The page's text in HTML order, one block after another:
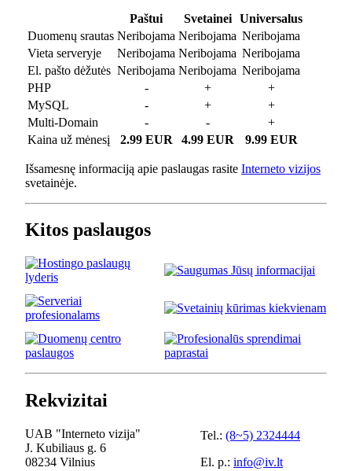
Paštui Svetainei
Universalus
Duomenų srautas Neribojama Neribojama Neribojama
Vieta serveryje
Neribojama Neribojama Neribojama
El. pašto dėžutės Neribojama Neribojama Neribojama
PHP
- +
+
MySQL
- +
+
Multi-Domain
- -
+
Kaina už mėnesį
2.99 EUR 4.99 EUR 9.99 EUR
Išsamesnę informaciją apie paslaugas rasite Interneto vizijos
svetainėje.
Kitos paslaugos
Rekvizitai
UAB "Interneto vizija"
J. Kubiliaus g. 6
08234 Vilnius
Tel.: (8~5) 2324444
El. p.: info@iv.lt